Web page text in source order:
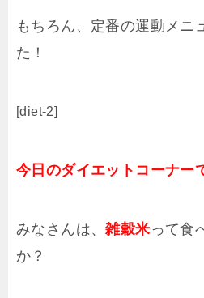
もちろん、定番の運動メニ
た！
[diet-2]
今日のダイエットコーナー
みなさんは、雑穀米って食
か？